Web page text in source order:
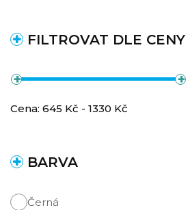
FILTROVAT DLE CENY
Cena: 645 Kč - 1330 Kč
BARVA
Černá